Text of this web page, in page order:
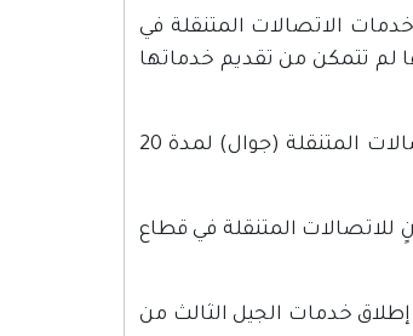
خدمات الاتصالات المتنقلة في
لم تتمكن من تقديم خدماتها
في عام 2016 تم تجديد رخصتي شركة الاتصالات الفلسطينية (بالتل) وشركة الاتصالات المتنقلة (جوال) لمدة 20
ثانٍ للاتصالات المتنقلة في قطاع
تم إطلاق خدمات الجيل الثالث من